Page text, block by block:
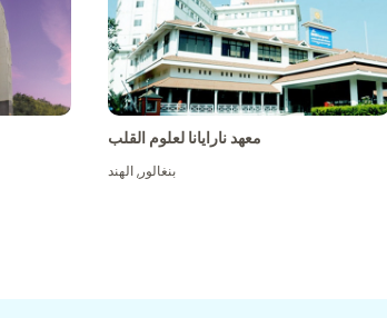
معهد نارايانا لعلوم القلب
بنغالور,الهند